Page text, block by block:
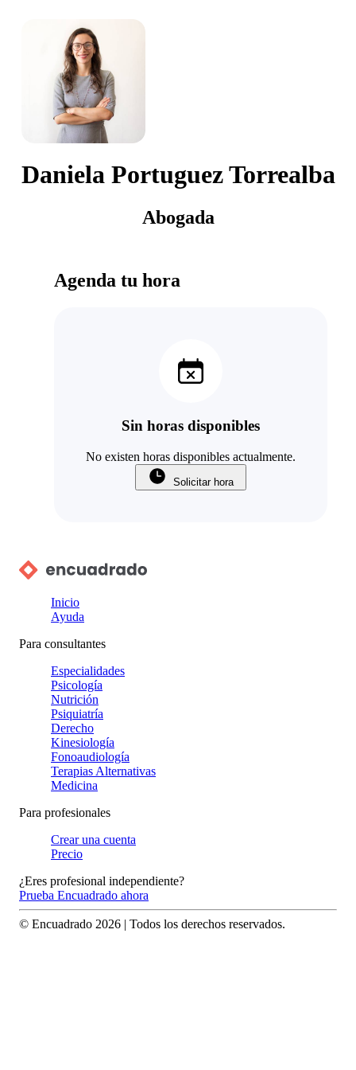
Daniela Portuguez Torrealba
Abogada
Agenda tu hora
Sin horas disponibles
No existen horas disponibles actualmente.
Solicitar hora
Inicio
Ayuda
Para consultantes
Especialidades
Psicología
Nutrición
Psiquiatría
Derecho
Kinesiología
Fonoaudiología
Terapias Alternativas
Medicina
Para profesionales
Crear una cuenta
Precio
¿Eres profesional independiente?
Prueba Encuadrado ahora
© Encuadrado 2026 | Todos los derechos reservados.